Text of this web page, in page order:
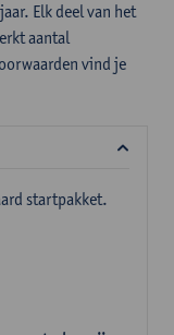
Elk deel van het
aantal
vind je
startpakket.